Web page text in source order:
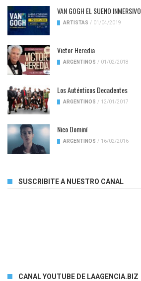
VAN GOGH EL SUENO INMERSIVO
ARTISTAS / 01/04/2019
Victor Heredia
ARGENTINOS / 01/02/2018
Los Auténticos Decadentes
ARGENTINOS / 12/01/2017
Nico Dominí
ARGENTINOS / 16/02/2016
SUSCRIBITE A NUESTRO CANAL
CANAL YOUTUBE DE LAAGENCIA.BIZ